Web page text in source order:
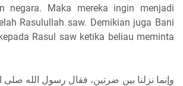
negara. Maka mereka ingin menjadi
Rasulullah saw. Demikian juga Bani
Rasul saw ketika beliau meminta
وإنما نزلنا بين ضرتين، فقال رسول الله صلى